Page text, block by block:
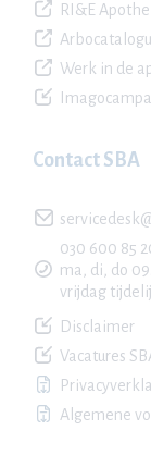
RI&E
Werk in de
Contact SBA
030 600 85
ma, di, do
vrijdag
Disclaimer
Vacatures
Algemene